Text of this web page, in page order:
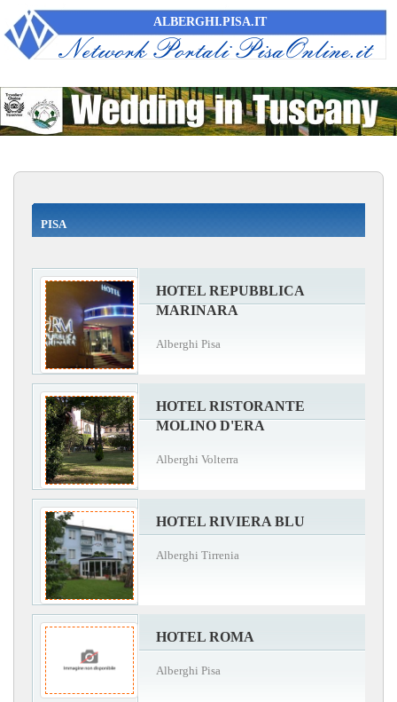
ALBERGHI.PISA.IT
PISA
HOTEL REPUBBLICA
MARINARA
Alberghi Pisa
HOTEL RISTORANTE
MOLINO D'ERA
Alberghi Volterra
HOTEL RIVIERA BLU
Alberghi Tirrenia
HOTEL ROMA
Alberghi Pisa